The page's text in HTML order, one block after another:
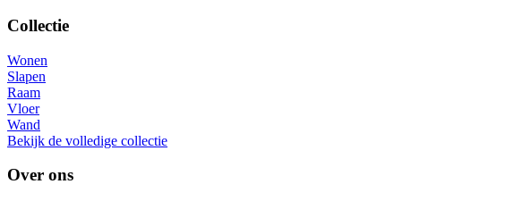
Collectie
Wonen
Slapen
Raam
Vloer
Wand
Bekijk de volledige collectie
Over ons